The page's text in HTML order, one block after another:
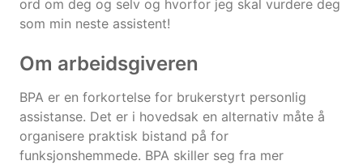
ord om deg og selv og hvorfor jeg skal vurdere deg
som min neste assistent!
Om arbeidsgiveren
BPA er en forkortelse for brukerstyrt personlig
assistanse. Det er i hovedsak en alternativ måte å
organisere praktisk bistand på for
funksjonshemmede. BPA skiller seg fra mer